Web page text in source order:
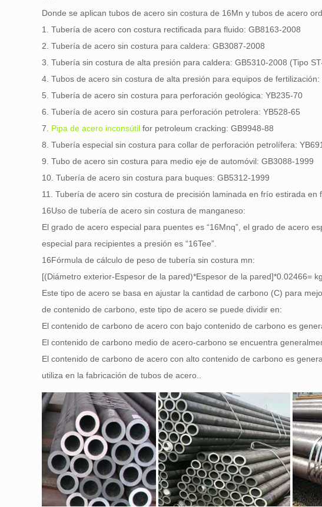
Donde se aplican tubos de acero sin costura de 16Mn y tubos de acero
1. Tubería de acero con costura rectificada para fluido: GB8163-2008
2. Tubería de acero sin costura para caldera: GB3087-2008
3. Tubería sin costura de alta presión para caldera: GB5310-2008 (Tipo
4. Tubos de acero sin costura de alta presión para equipos de fertilización:
5. Tubería de acero sin costura para perforación geológica: YB235-70
6. Tubería de acero sin costura para perforación petrolera: YB528-65
7. Pipa de acero inconsútil for petroleum cracking: GB9948-88
8. Tubería especial sin costura para collar de perforación petrolífera:
9. Tubo de acero sin costura para medio eje de automóvil: GB3088-1999
10. Tubería de acero sin costura para buques: GB5312-1999
11. Tubería de acero sin costura de precisión laminada en frío estirada en
16Uso de tubería de acero sin costura de manganeso:
El grado de acero especial para puentes es “16Mnq”, el grado de acero
especial para recipientes a presión es “16Tee”.
16Fórmula de cálculo de peso de tubería sin costura mn:
[(Diámetro exterior-Espesor de la pared)*Espesor de la pared]*0.02466=
Este tipo de acero se basa en ajustar la cantidad de carbono (C) para
de contenido de carbono, este tipo de acero se puede dividir en:
El contenido de carbono de acero con bajo contenido de carbono es
El contenido de carbono medio de acero-carbono se encuentra
El contenido de carbono de acero con alto contenido de carbono es
utiliza en la fabricación de tubos de acero..